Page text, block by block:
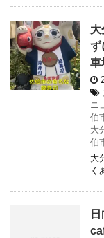
大
ず
車
ニ
伯
大
伯
大
く